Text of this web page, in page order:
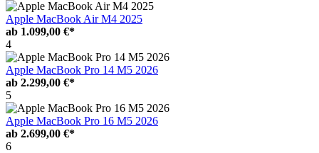
Apple MacBook Air M4 2025
ab 1.099,00 €*
4
Apple MacBook Pro 14 M5 2026
ab 2.299,00 €*
5
Apple MacBook Pro 16 M5 2026
ab 2.699,00 €*
6